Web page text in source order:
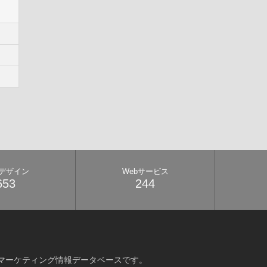
ザイン Webサービス
244
ケティング情報データベースです。